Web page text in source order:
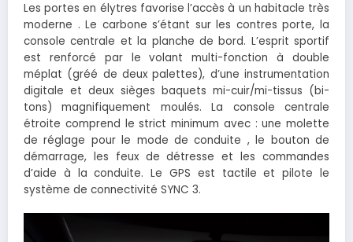
Les portes en élytres favorise l’accès à un habitacle très
moderne . Le carbone s’étant sur les contres porte, la
console centrale et la planche de bord. L’esprit sportif
est renforcé par le volant multi-fonction à double
méplat (gréé de deux palettes), d’une instrumentation
digitale et deux sièges baquets mi-cuir/mi-tissus (bi-
tons) magnifiquement moulés. La console centrale
étroite comprend le strict minimum avec : une molette
de réglage pour le mode de conduite , le bouton de
démarrage, les feux de détresse et les commandes
d’aide à la conduite. Le GPS est tactile et pilote le
système de connectivité SYNC 3.